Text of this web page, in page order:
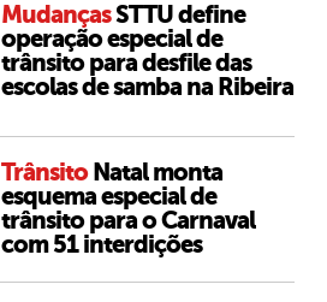
MudançasSTTU define
operação especial de
trânsito para desfile das
escolas de samba na Ribeira
Trânsito Natal monta
esquema especial de
trânsito para o Carnaval
com 51 interdições